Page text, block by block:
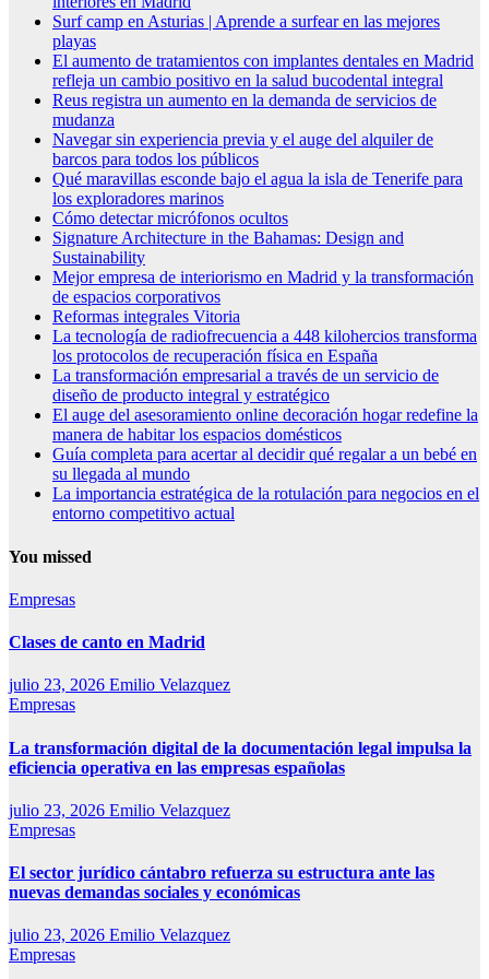
Surf camp en Asturias | Aprende a surfear en las mejores
playas
El aumento de tratamientos con implantes dentales en Madrid
refleja un cambio positivo en la salud bucodental integral
Reus registra un aumento en la demanda de servicios de
mudanza
Navegar sin experiencia previa y el auge del alquiler de
barcos para todos los públicos
Qué maravillas esconde bajo el agua la isla de Tenerife para
los exploradores marinos
Cómo detectar micrófonos ocultos
Signature Architecture in the Bahamas: Design and
Sustainability
Mejor empresa de interiorismo en Madrid y la transformación
de espacios corporativos
Reformas integrales Vitoria
La tecnología de radiofrecuencia a 448 kilohercios transforma
los protocolos de recuperación física en España
La transformación empresarial a través de un servicio de
diseño de producto integral y estratégico
El auge del asesoramiento online decoración hogar redefine la
manera de habitar los espacios domésticos
Guía completa para acertar al decidir qué regalar a un bebé en
su llegada al mundo
La importancia estratégica de la rotulación para negocios en el
entorno competitivo actual
You missed
Empresas
Clases de canto en Madrid
julio 23, 2026 Emilio Velazquez
Empresas
La transformación digital de la documentación legal impulsa la
eficiencia operativa en las empresas españolas
julio 23, 2026 Emilio Velazquez
Empresas
El sector jurídico cántabro refuerza su estructura ante las
nuevas demandas sociales y económicas
julio 23, 2026 Emilio Velazquez
Empresas